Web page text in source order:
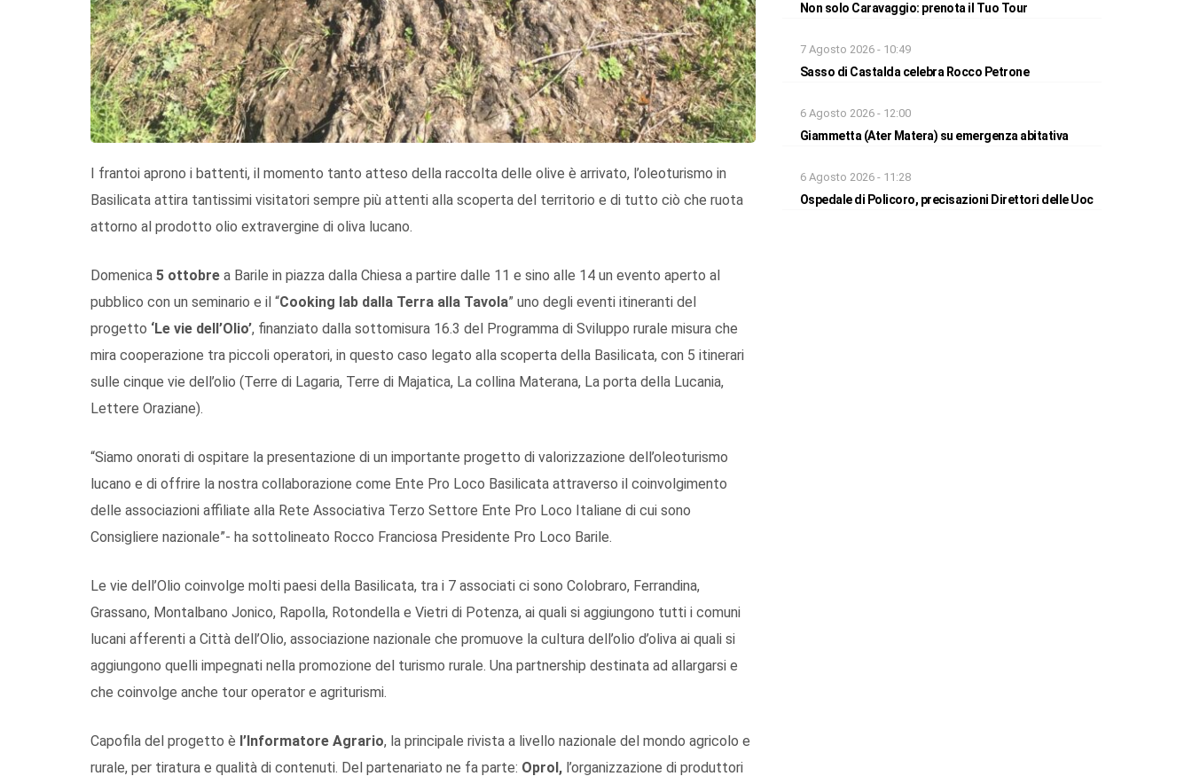
I frantoi aprono i battenti, il momento tanto atteso della raccolta delle olive è arrivato, l’oleoturismo in
Basilicata attira tantissimi visitatori sempre più attenti alla scoperta del territorio e di tutto ciò che ruota
attorno al prodotto olio extravergine di oliva lucano.
Domenica 5 ottobre a Barile in piazza dalla Chiesa a partire dalle 11 e sino alle 14 un evento aperto al
pubblico con un seminario e il “Cooking lab dalla Terra alla Tavola” uno degli eventi itineranti del
progetto ‘Le vie dell’Olio’, finanziato dalla sottomisura 16.3 del Programma di Sviluppo rurale misura che
mira cooperazione tra piccoli operatori, in questo caso legato alla scoperta della Basilicata, con 5 itinerari
sulle cinque vie dell’olio (Terre di Lagaria, Terre di Majatica, La collina Materana, La porta della Lucania,
Lettere Oraziane).
“Siamo onorati di ospitare la presentazione di un importante progetto di valorizzazione dell’oleoturismo
lucano e di offrire la nostra collaborazione come Ente Pro Loco Basilicata attraverso il coinvolgimento
delle associazioni affiliate alla Rete Associativa Terzo Settore Ente Pro Loco Italiane di cui sono
Consigliere nazionale”- ha sottolineato Rocco Franciosa Presidente Pro Loco Barile.
Le vie dell’Olio coinvolge molti paesi della Basilicata, tra i 7 associati ci sono Colobraro, Ferrandina,
Grassano, Montalbano Jonico, Rapolla, Rotondella e Vietri di Potenza, ai quali si aggiungono tutti i comuni
lucani afferenti a Città dell’Olio, associazione nazionale che promuove la cultura dell’olio d’oliva ai quali si
aggiungono quelli impegnati nella promozione del turismo rurale. Una partnership destinata ad allargarsi e
che coinvolge anche tour operator e agriturismi.
Capofila del progetto è l’Informatore Agrario, la principale rivista a livello nazionale del mondo agricolo e
rurale, per tiratura e qualità di contenuti. Del partenariato ne fa parte: Oprol, l’organizzazione di produttori
Non solo Caravaggio: prenota il Tuo Tour
7 Agosto 2026 - 10:49
Sasso di Castalda celebra Rocco Petrone
6 Agosto 2026 - 12:00
Giammetta (Ater Matera) su emergenza abitativa
6 Agosto 2026 - 11:28
Ospedale di Policoro, precisazioni Direttori delle Uoc